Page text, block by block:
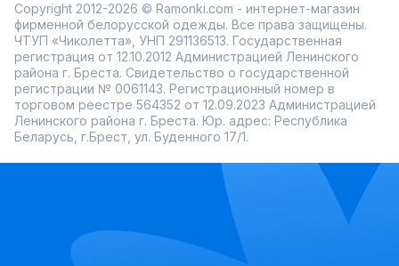
Copyright 2012-2026 © Ramonki.com - интернет-магазин
фирменной белорусской одежды. Все права защищены.
ЧТУП «Чиколетта», УНП 291136513. Государственная
регистрация от 12.10.2012 Администрацией Ленинского
района г. Бреста. Свидетельство о государственной
регистрации № 0061143. Регистрационный номер в
торговом реестре 564352 от 12.09.2023 Администрацией
Ленинского района г. Бреста. Юр. адрес: Республика
Беларусь, г.Брест, ул. Буденного 17/1.